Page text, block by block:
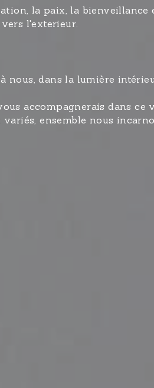
la paix, la
l'exterieur.
nous, dans la lumière
accompagnerais dans
ensemble nous